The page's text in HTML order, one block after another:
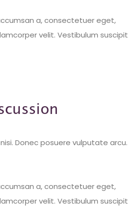
a, consectetuer eget,
velit. Vestibulum suscipit
Donec posuere vulputate arcu.
a, consectetuer eget,
velit. Vestibulum suscipit